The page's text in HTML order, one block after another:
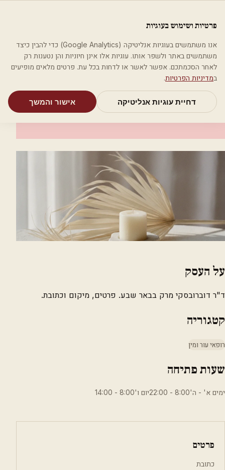
מאמריםקטגוריותחיפושאודות
בית קטגוריות רופאי עור ומין ד"ר דוברובסקי מרק
רופאי עור ומין
ד"ר דוברובסקי מרק
על העסק
ד"ר דוברובסקי מרק בבאר שבע. פרטים, מיקום וכתובת.
קטגוריה
רופאי עור ומין
שעות פתיחה
ימים א' - ה'8:00 - 22:00יום ו'8:00 - 14:00
פרטים
כתובת
פרטיות ושימוש בעוגיות
אנו משתמשים בעוגיות אנליטיקה (Google Analytics) כדי להבין כיצד
משתמשים באתר ולשפר אותו. עוגיות אלו אינן חיוניות והן נטענות רק
לאחר הסכמתכם. אפשר לאשר או לדחות בכל עת. פרטים מלאים מופיעים
במדיניות הפרטיות.
דחיית עוגיות אנליטיקה אישור והמשך